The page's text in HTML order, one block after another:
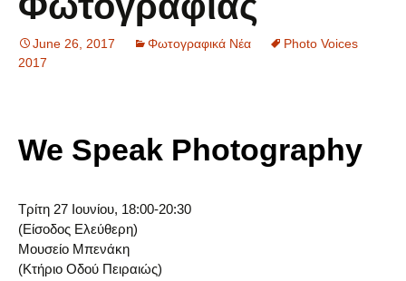
June 26, 2017 Φωτογραφικά Νέα
Photo Voices
2017
We Speak Photography
Τρίτη 27 Ιουνίου, 18:00-20:30
(Είσοδος Ελεύθερη)
Μουσείο Μπενάκη
(Κτήριο Οδού Πειραιώς)